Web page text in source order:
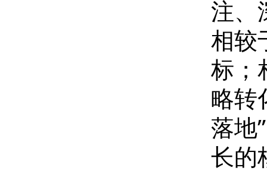
注、
相较
标；
略转
落地
长的